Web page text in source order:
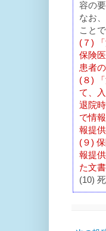
容の
なお
こと
(７)
保険
患者
(８)
て、
退院
で情
報提
(９)
報提
た文
(10)